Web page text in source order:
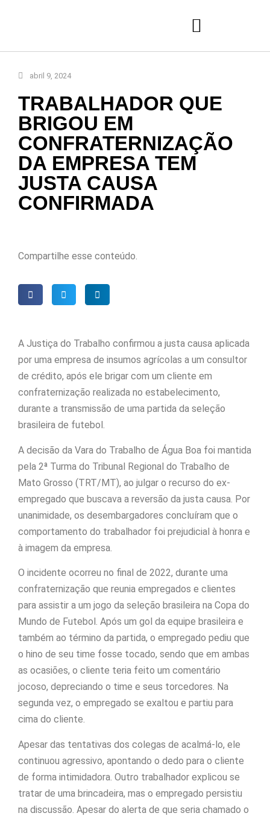
abril 9, 2024
TRABALHADOR QUE
BRIGOU EM
CONFRATERNIZAÇÃO
DA EMPRESA TEM
JUSTA CAUSA
CONFIRMADA
Compartilhe esse conteúdo.
A Justiça do Trabalho confirmou a justa causa aplicada
por uma empresa de insumos agrícolas a um consultor
de crédito, após ele brigar com um cliente em
confraternização realizada no estabelecimento,
durante a transmissão de uma partida da seleção
brasileira de futebol.
A decisão da Vara do Trabalho de Água Boa foi mantida
pela 2ª Turma do Tribunal Regional do Trabalho de
Mato Grosso (TRT/MT), ao julgar o recurso do ex-
empregado que buscava a reversão da justa causa. Por
unanimidade, os desembargadores concluíram que o
comportamento do trabalhador foi prejudicial à honra e
à imagem da empresa.
O incidente ocorreu no final de 2022, durante uma
confraternização que reunia empregados e clientes
para assistir a um jogo da seleção brasileira na Copa do
Mundo de Futebol. Após um gol da equipe brasileira e
também ao término da partida, o empregado pediu que
o hino de seu time fosse tocado, sendo que em ambas
as ocasiões, o cliente teria feito um comentário
jocoso, depreciando o time e seus torcedores. Na
segunda vez, o empregado se exaltou e partiu para
cima do cliente.
Apesar das tentativas dos colegas de acalmá-lo, ele
continuou agressivo, apontando o dedo para o cliente
de forma intimidadora. Outro trabalhador explicou se
tratar de uma brincadeira, mas o empregado persistiu
na discussão. Apesar do alerta de que seria chamado o